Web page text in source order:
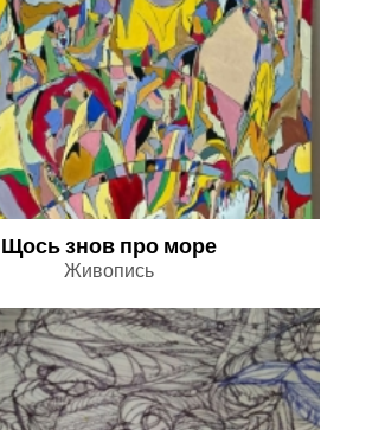
Щось знов про море
Живопись